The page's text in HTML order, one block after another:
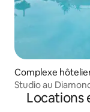
Complexe
Studio au
Locations